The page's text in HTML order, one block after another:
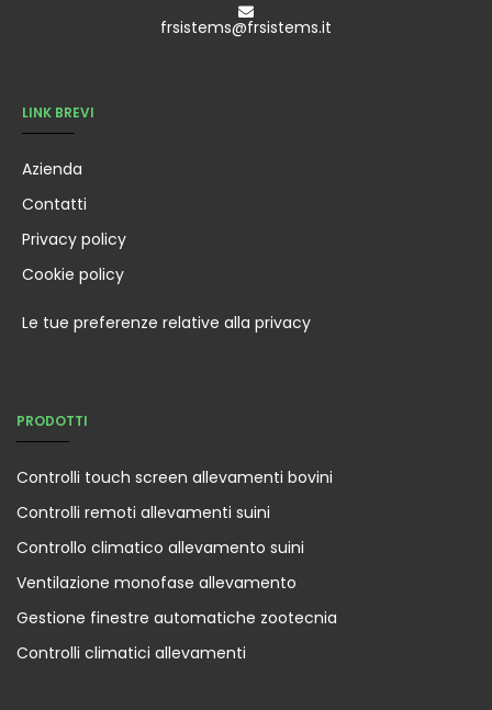
frsistems@frsistems.it
LINK BREVI
Azienda
Contatti
Privacy policy
Cookie policy
Le tue preferenze relative alla privacy
PRODOTTI
Controlli touch screen allevamenti bovini
Controlli remoti allevamenti suini
Controllo climatico allevamento suini
Ventilazione monofase allevamento
Gestione finestre automatiche zootecnia
Controlli climatici allevamenti